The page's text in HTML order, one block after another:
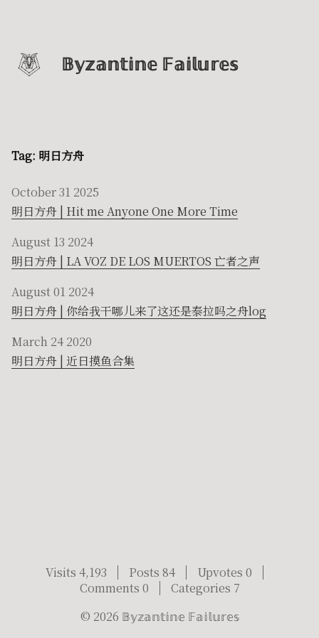
𝔹𝕪𝕫𝕒𝕟𝕥𝕚𝕟𝕖 𝔽𝕒𝕚𝕝𝕦𝕣𝕖𝕤
Tag: 明日方舟
October 31 2025
明日方舟 | Hit me Anyone One More Time
August 13 2024
明日方舟 | LA VOZ DE LOS MUERTOS 亡者之声
August 01 2024
明日方舟 | 你给我干哪儿来了这还是泰拉吗之舟log
March 24 2020
明日方舟 | 近日摸鱼合集
Visits 4,193 Posts 84
Upvotes 0
Comments 0
Categories 7
© 2026 𝔹𝕪𝕫𝕒𝕟𝕥𝕚𝕟𝕖 𝔽𝕒𝕚𝕝𝕦𝕣𝕖𝕤